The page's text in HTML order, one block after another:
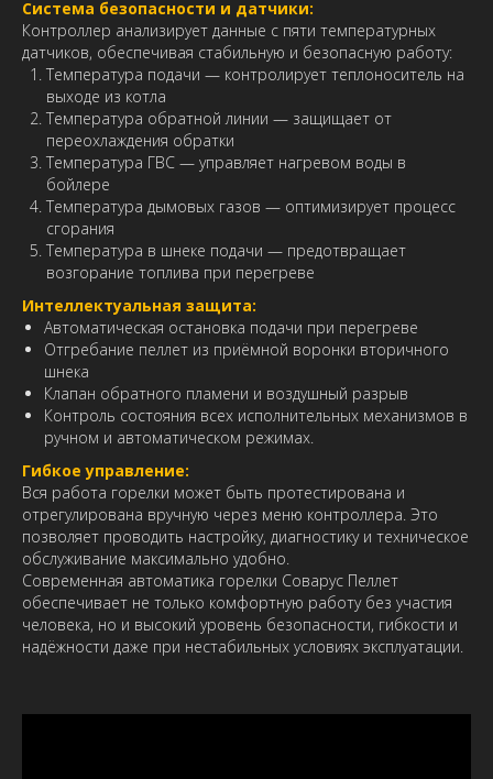
Система безопасности и датчики:
Контроллер анализирует данные с пяти температурных
датчиков, обеспечивая стабильную и безопасную работу:
Температура подачи — контролирует теплоноситель на
выходе из котла
Температура обратной линии — защищает от
переохлаждения обратки
Температура ГВС — управляет нагревом воды в
бойлере
Температура дымовых газов — оптимизирует процесс
сгорания
Температура в шнеке подачи — предотвращает
возгорание топлива при перегреве
Интеллектуальная защита:
Автоматическая остановка подачи при перегреве
Отгребание пеллет из приёмной воронки вторичного
шнека
Клапан обратного пламени и воздушный разрыв
Контроль состояния всех исполнительных механизмов в
ручном и автоматическом режимах.
Гибкое управление:
Вся работа горелки может быть протестирована и
отрегулирована вручную через меню контроллера. Это
позволяет проводить настройку, диагностику и техническое
обслуживание максимально удобно.
Современная автоматика горелки Соварус Пеллет
обеспечивает не только комфортную работу без участия
человека, но и высокий уровень безопасности, гибкости и
надёжности даже при нестабильных условиях эксплуатации.